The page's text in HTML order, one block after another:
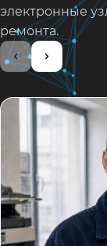
электронные
ремонта.